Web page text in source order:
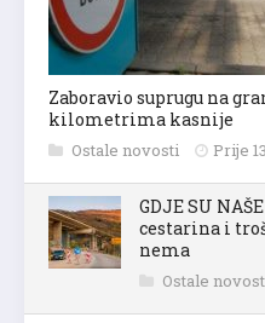
Zaboravio suprugu na
kilometrima kasnije
Ostale novosti Prije
GDJE SU
cestarina i
nema
Ostale